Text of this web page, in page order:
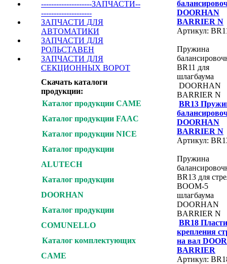
--------------------ЗАПЧАСТИ--
--------------------
ЗАПЧАСТИ ДЛЯ
АВТОМАТИКИ
ЗАПЧАСТИ ДЛЯ
РОЛЬСТАВЕН
ЗАПЧАСТИ ДЛЯ
СЕКЦИОННЫХ ВОРОТ
Скачать каталоги
продукции:
Каталог продукции CAME
Каталог продукции FAAC
Каталог продукции NICE
Каталог продукции
ALUTECH
Каталог продукции
DOORHAN
Каталог продукции
COMUNELLO
Каталог комплектующих
CAME
DOORHAN
BARRIER N
Артикул:
Пружина
BR11 для
шлагбаума
DOORHAN
BARRIER N
BR13
DOORHAN
BARRIER N
Артикул:
Пружина
BR13 для
BOOM-5
шлагбаума
DOORHAN
BARRIER N
BR18
крепления
на вал
BARRIER
Артикул: